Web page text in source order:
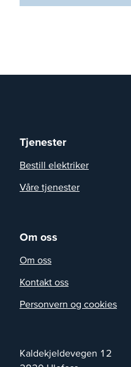
Kaldekjeldevegen 12
Tjenester
Bestill elektriker
Våre tjenester
Om oss
Om oss
Kontakt oss
Personvern og cookies